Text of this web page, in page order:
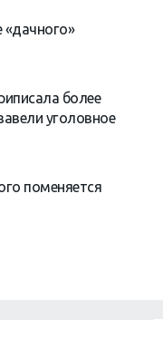
«дачного»
более
уголовное
поменяется